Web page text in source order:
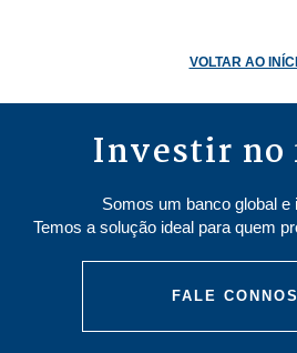
VOLTAR AO
Investir no
Somos um banco global e
Temos a solução ideal para quem
FALE